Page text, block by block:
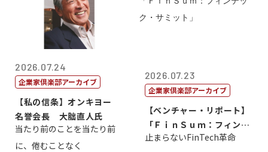
2026.07.24
企業家倶楽部アーカイブ
【私の信条】オンキヨー
名誉会長 大朏直人氏
当たり前のことを当たり前
に、倦むことなく
2026.07.23
企業家倶楽部アーカイブ
【ベンチャー・リポート】
「ＦｉｎＳｕｍ：フィンテ
ック・サミッ...
止まらないFinTech革命